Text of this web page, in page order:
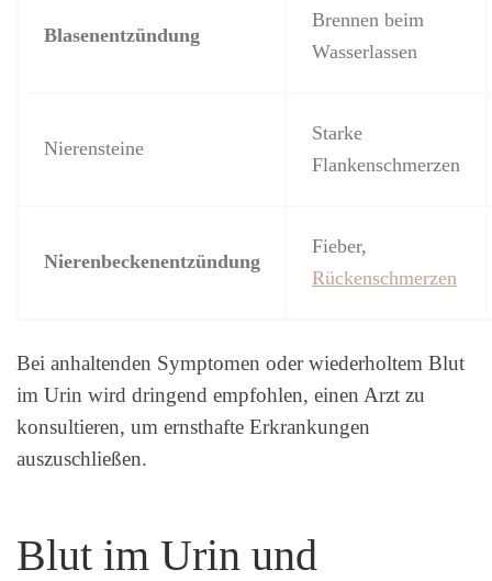
Blasenentzündung
Brennen beim
Wasserlassen
Nierensteine
Starke
Flankenschmerzen
Nierenbeckenentzündung
Fieber,
Rückenschmerzen
Bei anhaltenden Symptomen oder wiederholtem Blut
im Urin wird dringend empfohlen, einen Arzt zu
konsultieren, um ernsthafte Erkrankungen
auszuschließen.
Blut im Urin und